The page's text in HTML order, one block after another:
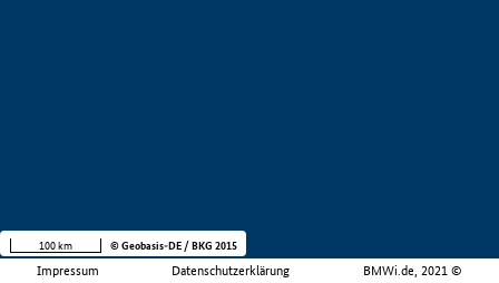
Impressum Datenschutzerklärung BMWi.de, 2021 ©
100 km © Geobasis-DE / BKG 2015